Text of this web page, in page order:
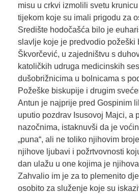
misu u crkvi izmolili svetu krunicu
tijekom koje su imali prigodu za
Središte hodočašća bilo je
slavlje koje je predvodio požeški
Škvorčević, u zajedništvu s
katoličkih udruga medicinskih
dušobrižnicima u bolnicama s
Požeške biskupije i drugim
Antun je najprije pred Gospinim
uputio pozdrav Isusovoj Majci, a
nazočnima, istaknuvši da je
„puna“, ali ne toliko njihovim
njihove ljubavi i požrtvovnosti
dan ulažu u one kojima je
Zahvalio im je za to plemenito
osobito za služenje koje su